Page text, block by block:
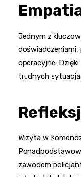
Jednym z
doświadczeniami,
operacyjne.
trudnych
Wizyta w
zawodem